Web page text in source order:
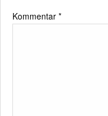
Kommentar *